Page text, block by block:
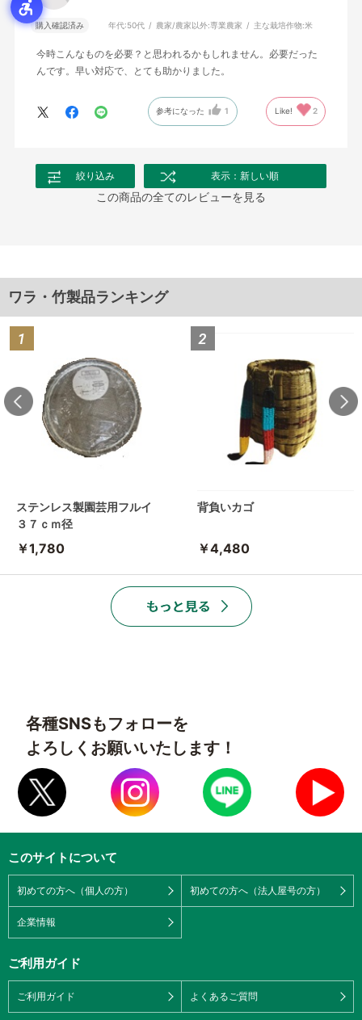
購入確認済み 年代:50代 農家/農家以外:専業農家 主な栽培作物:米
今時こんなものを必要？と思われるかもしれません。必要だった
んです。早い対応で、とても助かりました。
参考になった 1 Like! 2
絞り込み 表示：新しい順
この商品の全てのレビューを見る
ワラ・竹製品ランキング
ステンレス製園芸用フルイ
３７ｃｍ径
￥1,780
背負いカゴ
￥4,480
各種SNSもフォローを
よろしくお願いいたします！
このサイトについて
初めての方へ（個人の方） 初めての方へ（法人屋号の方）
企業情報
ご利用ガイド
ご利用ガイド よくあるご質問